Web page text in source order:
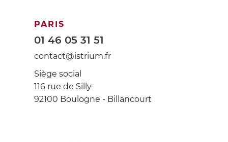
PARIS
01 46 05 31 51
contact@istrium.fr
Siège social
116 rue de Silly
92100 Boulogne - Billancourt